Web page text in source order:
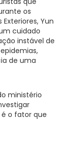
os
Yun
cuidado
instável de
de uma
ministério
é o fator que